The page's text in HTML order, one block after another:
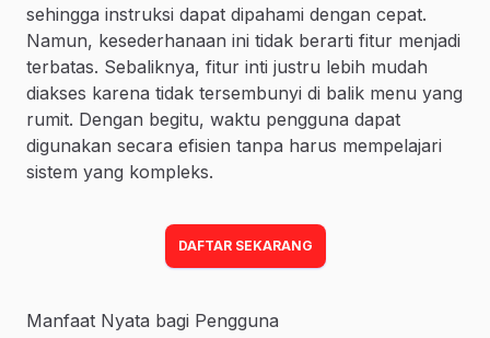
sehingga instruksi dapat dipahami dengan cepat.
Namun, kesederhanaan ini tidak berarti fitur menjadi
terbatas. Sebaliknya, fitur inti justru lebih mudah
diakses karena tidak tersembunyi di balik menu yang
rumit. Dengan begitu, waktu pengguna dapat
digunakan secara efisien tanpa harus mempelajari
sistem yang kompleks.
DAFTAR SEKARANG
Manfaat Nyata bagi Pengguna